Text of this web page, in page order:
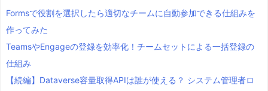
Formsで役割を選択したら適切なチームに自動参加できる仕組みを
作ってみた
TeamsやEngageの登録を効率化！チームセットによる一括登録の
仕組み
【続編】Dataverse容量取得APIは誰が使える？ システム管理者ロ